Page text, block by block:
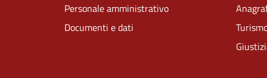
Personale amministrativo
Documenti e dati